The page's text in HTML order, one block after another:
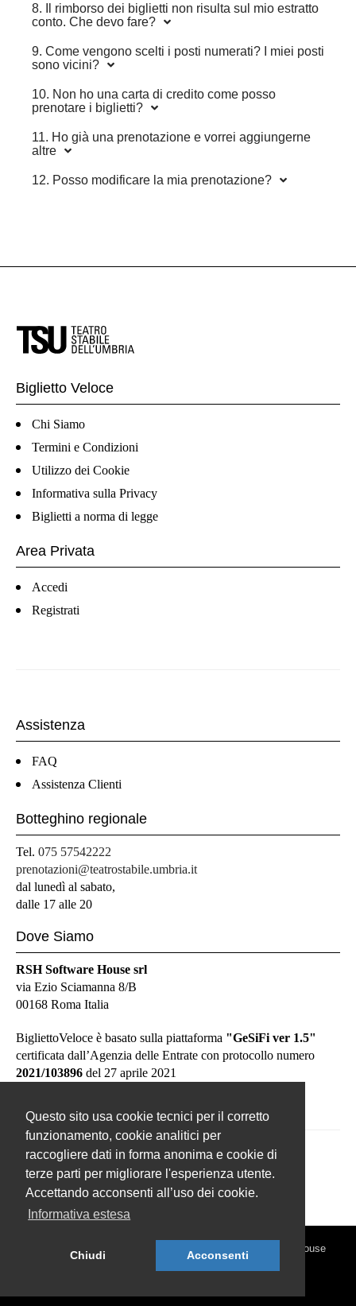
Questo sito usa cookie tecnici per il corretto
funzionamento, cookie analitici per
raccogliere dati in forma anonima e cookie di
terze parti per migliorare l'esperienza utente.
Accettando acconsenti all’uso dei cookie.
Informativa estesa
Chiudi Acconsenti
8. Il rimborso dei biglietti non risulta sul mio estratto
conto. Che devo fare?
9. Come vengono scelti i posti numerati? I miei posti
sono vicini?
10. Non ho una carta di credito come posso
prenotare i biglietti?
11. Ho già una prenotazione e vorrei aggiungerne
altre
12. Posso modificare la mia prenotazione?
Biglietto Veloce
Chi Siamo
Termini e Condizioni
Utilizzo dei Cookie
Informativa sulla Privacy
Biglietti a norma di legge
Area Privata
Accedi
Registrati
Assistenza
FAQ
Assistenza Clienti
Botteghino regionale
Tel. 075 57542222
prenotazioni@teatrostabile.umbria.it
dal lunedì al sabato,
dalle 17 alle 20
Dove Siamo
RSH Software House srl
via Ezio Sciamanna 8/B
00168 Roma Italia
BigliettoVeloce è basato sulla piattaforma "GeSiFi ver 1.5"
certificata dall’Agenzia delle Entrate con protocollo numero
2021/103896 del 27 aprile 2021
© 2026 BigliettoVeloce.it - È un prodotto R.S.H. Software House
Srl - Servizi di Biglietteria Elettronica - Partita IVA